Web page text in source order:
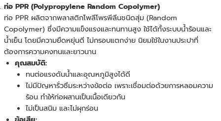
ท่อ PPR (Polypropylene Random Copolymer)
ท่อ PPR ผลิตจากพลาสติกโพลีโพรพีลีนชนิดสุ่ม (Random
Copolymer) ซึ่งมีความแข็งแรงและทนทานสูง ใช้ได้ทั้งระบบน้ำร้อนและ
น้ำเย็น โดยมีความยืดหยุ่นดี ไม่กรอบแตกง่าย นิยมใช้ในงานประปาที่
ต้องการความคงทนและยาวนาน
คุณสมบัติ:
ทนต่อแรงดันน้ำและอุณหภูมิสูงได้ดี
ไม่มีปัญหารั่วซึมระหว่างข้อต่อ เพราะเชื่อมต่อด้วยการหลอมความ
ร้อน ทำให้ท่อผสานเป็นเนื้อเดียวกัน
ไม่เป็นสนิม และไม่ผุกร่อน